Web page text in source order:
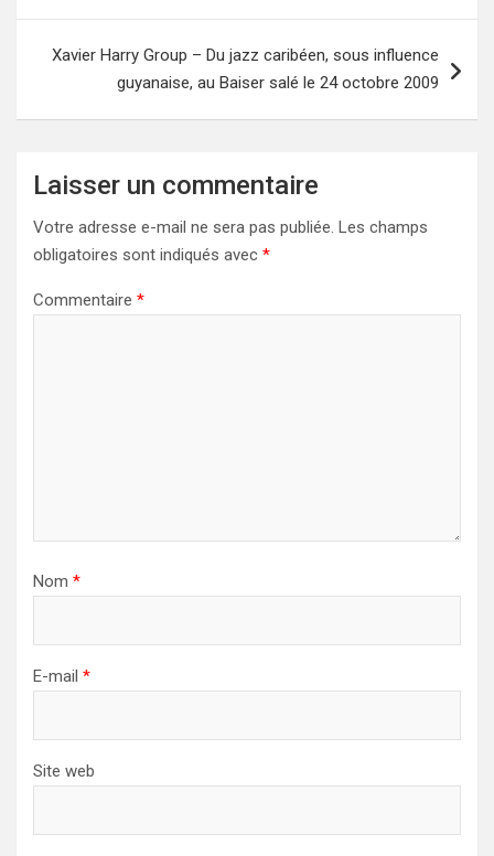
Xavier Harry Group – Du jazz caribéen, sous influence
guyanaise, au Baiser salé le 24 octobre 2009
Laisser un commentaire
Votre adresse e-mail ne sera pas publiée. Les champs
obligatoires sont indiqués avec *
Commentaire *
Nom *
E-mail *
Site web